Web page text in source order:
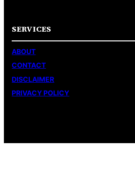
SERVICES
ABOUT
CONTACT
DISCLAIMER
PRIVACY POLICY